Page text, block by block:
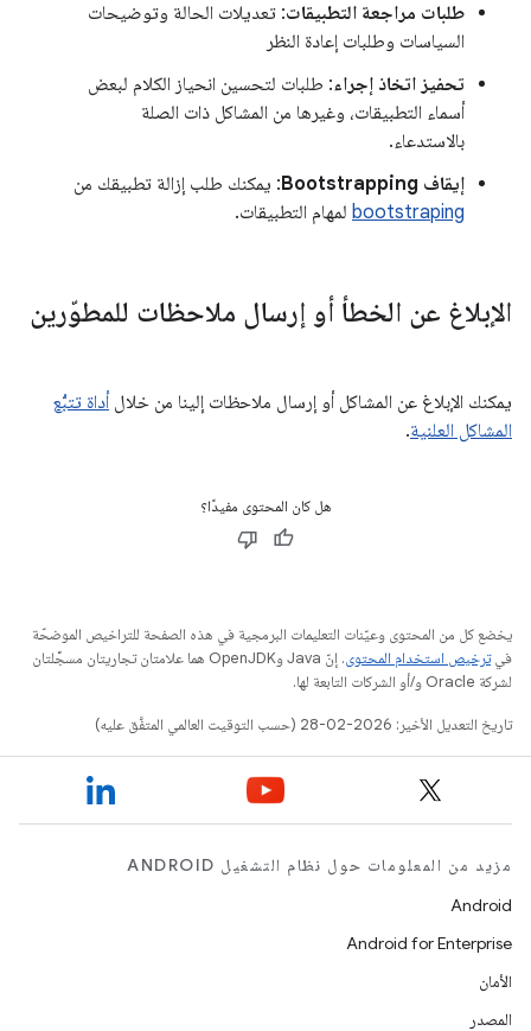
طلبات مراجعة التطبيقات: تعديلات الحالة وتوضيحات
السياسات وطلبات إعادة النظر
تحفيز اتخاذ إجراء: طلبات لتحسين انحياز الكلام لبعض
أسماء التطبيقات، وغيرها من المشاكل ذات الصلة
بالاستدعاء.
إيقاف Bootstrapping
: يمكنك طلب إزالة تطبيقك من
bootstraping لمهام التطبيقات.
الإبلاغ عن الخطأ أو إرسال ملاحظات للمطوّرين
يمكنك الإبلاغ عن المشاكل أو إرسال ملاحظات إلينا من خلال أداة تتبُّع
المشاكل العلنية.
هل كان المحتوى مفيدًا؟
يخضع كل من المحتوى وعيّنات التعليمات البرمجية في هذه الصفحة للتراخيص الموضحّة
فيترخيص استخدام المحتوى
. إنّ Java وOpenJDK هما علامتان تجاريتان مسجَّلتان
لشركة Oracle و/أو الشركات التابعة لها.
تاريخ التعديل الأخير: 2026-02-28 (حسب التوقيت العالمي المتفَّق عليه)
مزيد من المعلومات حول نظام التشغيل ANDROID
Android
Android for Enterprise
الأمان
المصدر